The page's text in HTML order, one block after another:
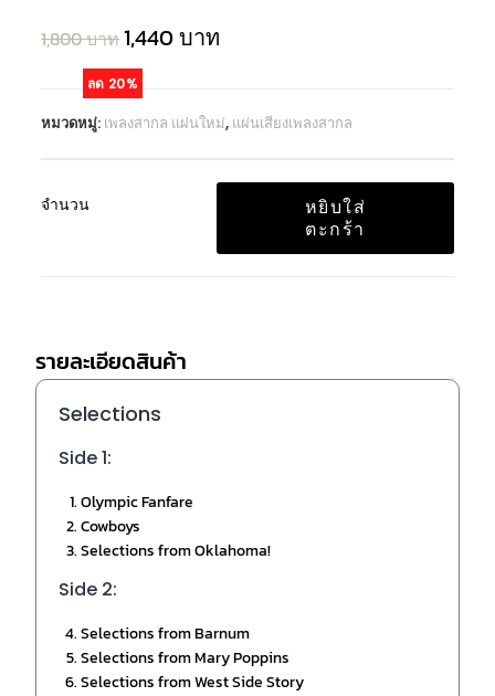
ลด 20%
1,800บาท1,440บาท
หมวดหมู่: เพลงสากล แผ่นใหม่, แผ่นเสียงเพลงสากล
จำนวน
หยิบใส่
ตะกร้า
รายละเอียดสินค้า
Selections
Side 1:
Olympic Fanfare
Cowboys
Selections from Oklahoma!
Side 2:
Selections from Barnum
Selections from Mary Poppins
Selections from West Side Story